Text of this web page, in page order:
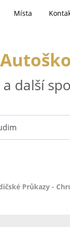
Místa
a další
Průkazy -